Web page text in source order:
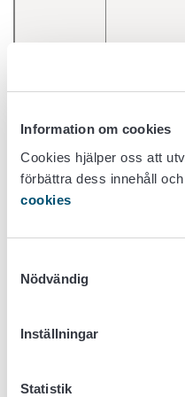
Information om cookies
Cookies hjälper oss att
förbättra dess innehåll
cookies
Nödvändig
Inställningar
Statistik
Föreningen
Ålandsfåret
2.12.2011
Getter